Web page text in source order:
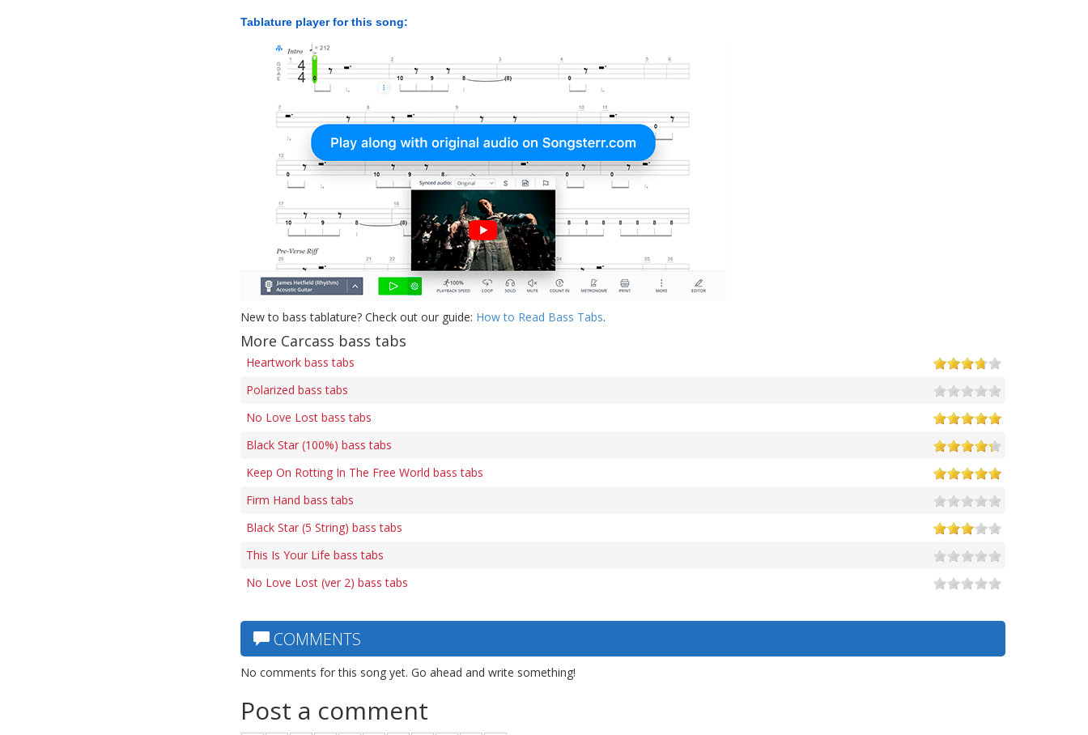
Tablature player for this song:
New to bass tablature? Check out our guide: How to Read Bass Tabs.
More Carcass bass tabs
Heartwork bass tabs
Polarized bass tabs
No Love Lost bass tabs
Black Star (100%) bass tabs
Keep On Rotting In The Free World bass tabs
Firm Hand bass tabs
Black Star (5 String) bass tabs
This Is Your Life bass tabs
No Love Lost (ver 2) bass tabs
COMMENTS
No comments for this song yet. Go ahead and write something!
Post a comment